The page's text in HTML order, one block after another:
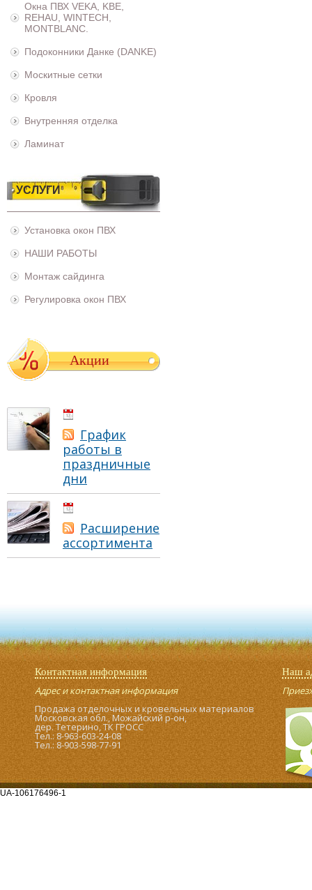
Окна ПВХ VEKA, KBE,
REHAU, WINTECH,
MONTBLANC.
Подоконники Данке (DANKE)
Москитные сетки
Кровля
Внутренняя отделка
Ламинат
УСЛУГИ
Установка окон ПВХ
НАШИ РАБОТЫ
Монтаж сайдинга
Регулировка окон ПВХ
Акции
График
работы в
праздничные
дни
Расширение
ассортимента
Контактная информация
Адрес и контактная информация
Продажа отделочных и кровельных материалов
Московская обл., Можайский р-он,
дер. Тетерино, ТК ГРОСС
Тел.: 8-963-603-24-08
Тел.: 8-903-598-77-91
Наш
UA-106176496-1